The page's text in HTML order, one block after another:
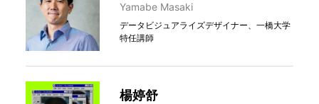
Yamabe Masaki
データビジュアライズデザイナー、一橋大学
特任講師
楊婷舒